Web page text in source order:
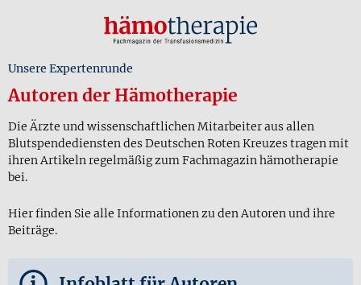
Unsere Expertenrunde
Autoren der Hämotherapie
Die Ärzte und wissenschaftlichen Mitarbeiter aus allen
Blutspendediensten des Deutschen Roten Kreuzes tragen mit
ihren Artikeln regelmäßig zum Fachmagazin hämotherapie
bei.
Hier finden Sie alle Informationen zu den Autoren und ihre
Beiträge.